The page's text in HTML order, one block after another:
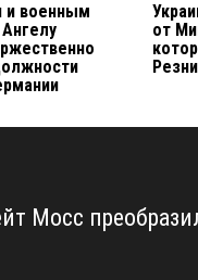
и военным
от
Мосс